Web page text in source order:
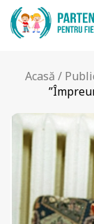
Acasă /